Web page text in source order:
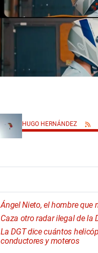
HUGO HERNÁNDEZ
Ángel Nieto, el hombre que
Caza otro radar ilegal de la
La DGT dice cuántos
conductores y moteros